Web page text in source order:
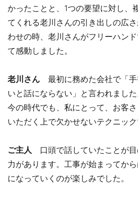
かったことと、1つの要望に対し、
てくれる老川さんの引き出しの広
わせの時、老川さんがフリーハン
て感動しました。
老川さん 最初に務めた会社で「
いと話にならない」と言われまし
今の時代でも、私にとって、お客
いただく上で欠かせないテクニック
ご主人 口頭で話していたことが
力があります。工事が始まってか
になっていくのが楽しみでした。